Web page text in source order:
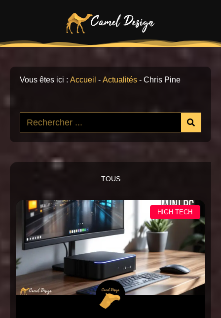
Vous êtes ici : Accueil - Actualités - Chris Pine
TOUS
HIGH TECH